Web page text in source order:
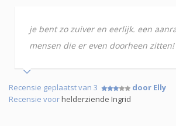
je bent zo zuiver en eerlijk. een
mensen die er even doorheen zitten!
Recensie geplaatst van 3
door Elly
Recensie voorhelderziende Ingrid